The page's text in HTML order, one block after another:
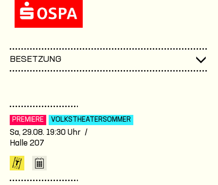
BESETZUNG
PREMIERE VOLKSTHEATER­SOMMER
Sa, 29.08. 19:30 Uhr /
Halle 207